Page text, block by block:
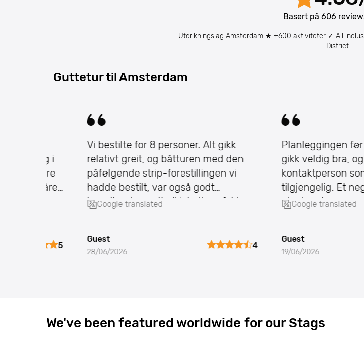
Basert på 606
Utdrikningslag Amsterdam ★ +600 aktiviteter ✓ All
District
Guttetur til Amsterdam
Vi bestilte for 8 personer. Alt gikk
relativt greit, og båtturen med den
påfølgende strip-forestillingen vi
hadde bestilt, var også godt
koordinert, og alt gikk helt perfekt.
Google translated
28/06/2026
4
Planleggingen før
gikk veldig bra, og vi
kontaktperson som
tilgjengelig. Et negativt
planleggingen var at vi
Google translated
19/06/2026
We've been featured worldwide for our Stags